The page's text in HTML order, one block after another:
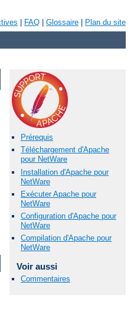
FAQ Glossaire Plan du site
Prérequis
Téléchargement d'Apache
pour NetWare
Installation d'Apache pour
NetWare
Exécuter Apache pour
NetWare
Configuration d'Apache pour
NetWare
Compilation d'Apache pour
NetWare
Voir aussi
Commentaires